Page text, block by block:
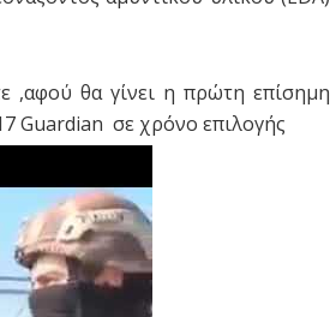
,αφού θα γίνει η πρώτη επίσημη
Guardian σε χρόνο επιλογής